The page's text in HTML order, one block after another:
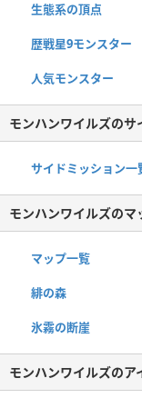
生態系の頂点
歴戦星9モンスター
人気モンスター
モンハンワイルズのサ
サイドミッション一
モンハンワイルズのマ
マップ一覧
緋の森
氷霧の断崖
モンハンワイルズのア